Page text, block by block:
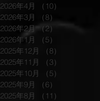
2026年4月
（10）
2026年3月
（8）
2026年2月 （2）
2件の記事
2026年1月
（5）
2025年12月
（8）
2025年11月
（3）
2025年10月
（5）
2025年9月
（6）
2025年8月
（11）